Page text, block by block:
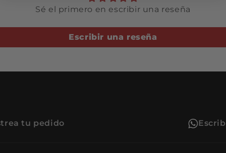
Sé el primero en escribir una reseña
Escribir una reseña
tu pedido